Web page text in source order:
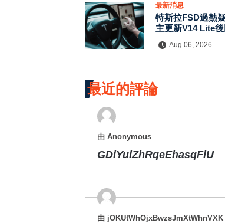
最新消息
特斯拉FSD過熱
主更新V14 Lite
Aug 06, 2026
最近的評論
由 Anonymous
GDiYulZhRqeEhasqFlU
由 jOKUtWhOjxBwzsJmXtWhnVXK